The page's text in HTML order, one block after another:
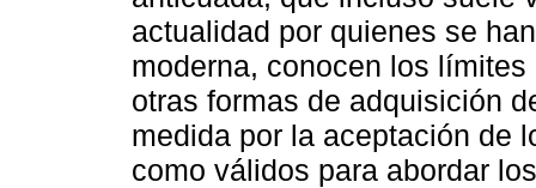
actualidad por quienes se
moderna, conocen los
otras formas de adquisición
medida por la aceptación de
como válidos para abordar